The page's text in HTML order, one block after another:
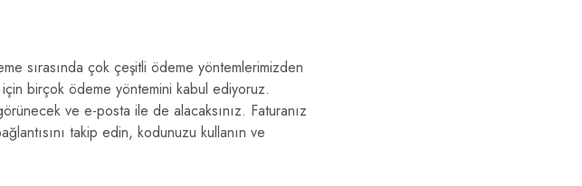
sırasında çok çeşitli ödeme yöntemlerimizden
için birçok ödeme yöntemini kabul ediyoruz.
ve e-posta ile de alacaksınız. Faturanız
takip edin, kodunuzu kullanın ve